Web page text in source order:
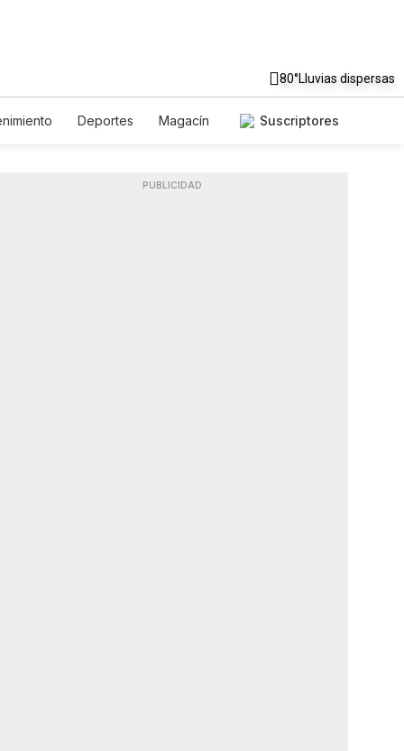
80°Lluvias dispersas
Deportes
Magacín
Suscriptores
PUBLICIDAD